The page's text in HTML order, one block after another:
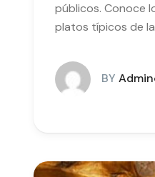
públicos. Conoce
platos típicos de
BY